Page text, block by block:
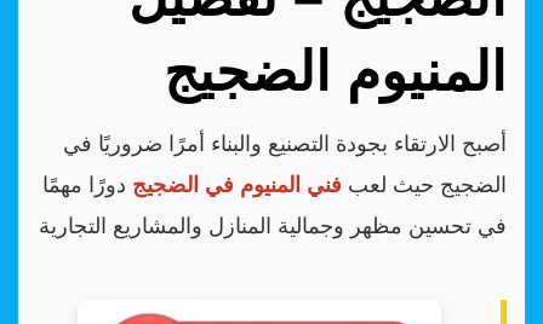
المنيوم الضجيج
أصبح الارتقاء بجودة التصنيع والبناء أمرًا ضروريًا في
الضجيج حيث لعب فني المنيوم في الضجيج دورًا مهمًا
في تحسين مظهر وجمالية المنازل والمشاريع التجارية